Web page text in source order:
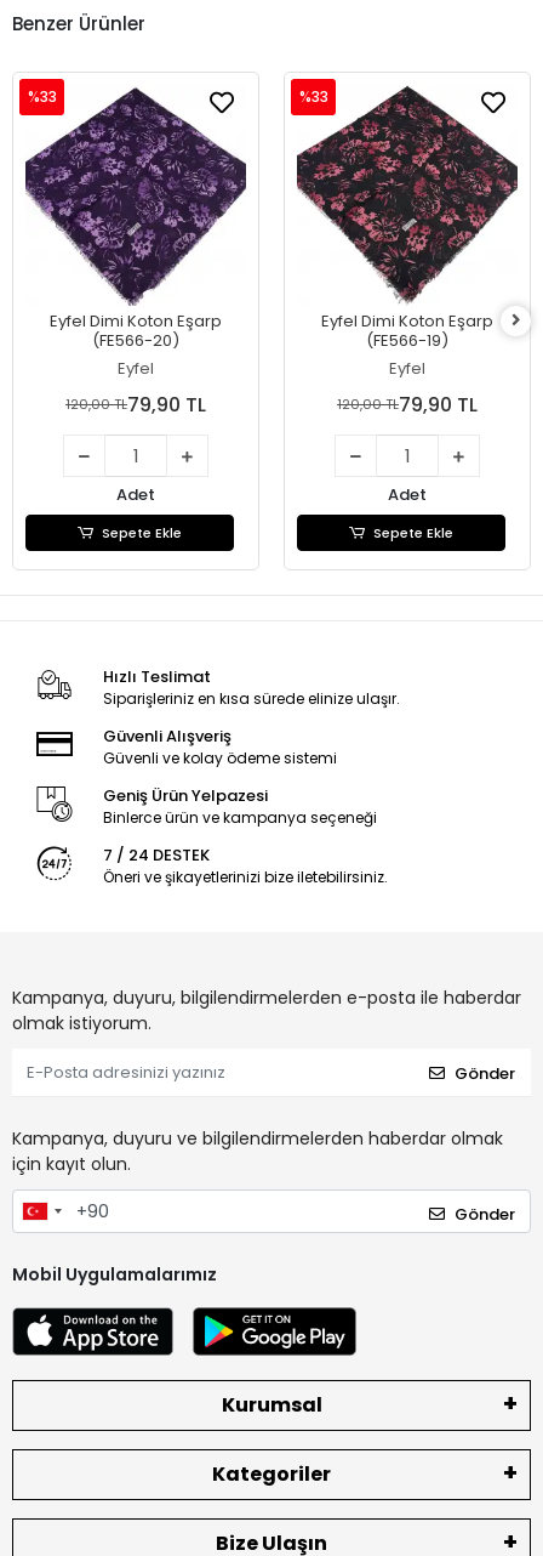
Benzer Ürünler
Eyfel Dimi Koton Eşarp
(FE566-20)
Eyfel
%33
120,00 TL79,90 TL
Adet
Sepete Ekle
Eyfel Dimi Koton Eşarp
(FE566-19)
Eyfel
%33
120,00 TL79,90 TL
Adet
Sepete Ekle
Hızlı Teslimat
Siparişleriniz en kısa sürede elinize ulaşır.
Güvenli Alışveriş
Güvenli ve kolay ödeme sistemi
Geniş Ürün Yelpazesi
Binlerce ürün ve kampanya seçeneği
7 / 24 DESTEK
Öneri ve şikayetlerinizi bize iletebilirsiniz.
Kampanya, duyuru, bilgilendirmelerden e-posta ile haberdar
olmak istiyorum.
Gönder
Kampanya, duyuru ve bilgilendirmelerden haberdar olmak
için kayıt olun.
Gönder
Mobil Uygulamalarımız
Kurumsal
Kategoriler
Bize Ulaşın